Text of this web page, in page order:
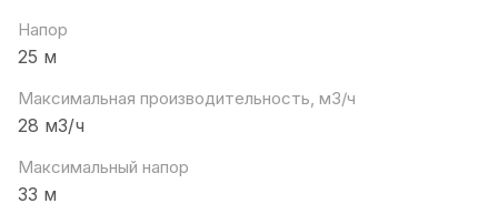
Напор
25 м
Максимальная производительность, м3/ч
28 м3/ч
Максимальный напор
33 м